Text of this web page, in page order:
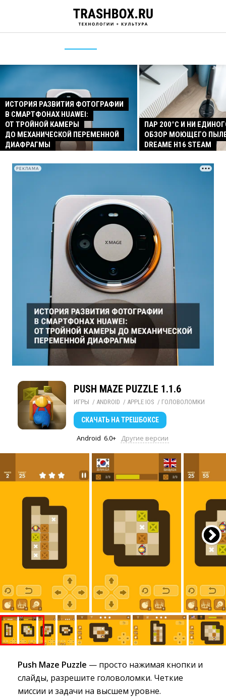
ИСТОРИЯ РАЗВИТИЯ ФОТОГРАФИИ
В СМАРТФОНАХ HUAWEI:
ОТ ТРОЙНОЙ КАМЕРЫ
ДО МЕХАНИЧЕСКОЙ ПЕРЕМЕННОЙ
ДИАФРАГМЫ
ПАР 200°C И НИ
ОБЗОР МОЮЩЕГО
DREAME H16 STEAM
РЕКЛАМА
PUSH MAZE PUZZLE 1.1.6
ИГРЫ / ANDROID / APPLE IOS / ГОЛОВОЛОМКИ
СКАЧАТЬ НА ТРЕШБОКСЕ
Android 6.0+ Другие версии
Push Maze Puzzle — просто нажимая кнопки и
слайды, разрешите головоломки. Четкие
миссии и задачи на высшем уровне.